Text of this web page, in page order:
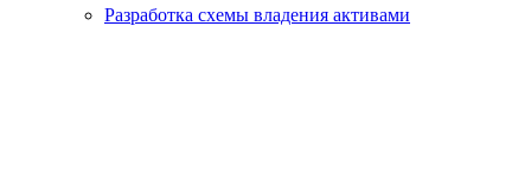
Разработка схемы владения активами